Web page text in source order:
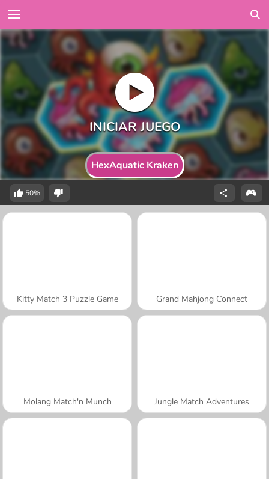
HexAquatic Kraken
50%
Kitty Match 3 Puzzle Game Grand Mahjong Connect
Molang Match'n Munch Jungle Match Adventures